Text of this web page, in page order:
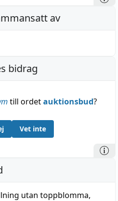
av
bidrag
till ordetauktionsbud?
Vet inte
utan toppblomma,